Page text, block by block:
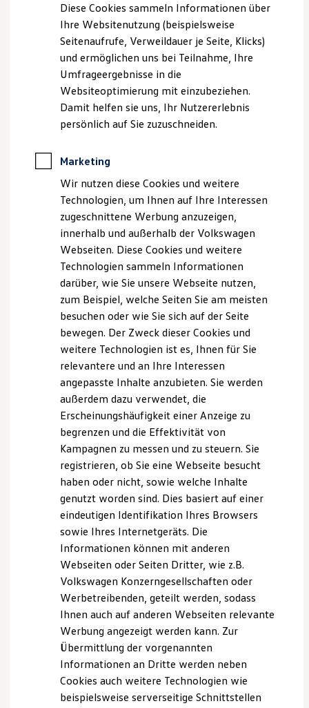
Behörden
Direktkunden
Sonderfahrzeuge
Anpfiff zum Gewinn
Elektromobilität
Elektroautos
ID. Tutorials
Elektrofahrzeugkonzepte
ID. EVERY1
Reichweite
Rekuperation
Laden unterwegs
Laden Zuhause
Ladestationen finden
Ladezeitensimulator
Batterie
Sicherheit
Nachhaltigkeit
Technologie
Kosten und Kauf
Verbrauchskosten
Kaufoptionen
E-Auto-Förderung
Software und Konnektivität
Die ID. Software 6
ID. Software Versionen und Updates
Digitale Extras
Schnittstellen zu Ihrem ID.
Marke und Erlebnis
Volkswagen R und R Experience
R-Modelle
R Experience
Driving Experience
Volkswagen entdecken
Werkbesichtigung
Lifestyle Shop
T-Roc Kollektion
Golf Kollektion
Volkswagen Kollektion
R-Kollektion
GTI Kollektion
Fußball Drop
we drive football
#wedriveproud
Besitzer und Service
myVolkswagen
Software Updates
Service und Ersatzteile
Inspektion und HU/AU
2. Anhänger anschließen
Fahren Sie mit dem Zugfahrzeug an den Anhänger heran. Führen
an der Deichsel befindet, über die Kugelvorrichtung am
Fahrzeug. Senken Sie diese ab, bis sie einrastet – dafür einfach
das Stützrad etwas tiefer kurbeln. Je nach Anhänger ist es
zusätzlich notwendig, den Hebel an der Kugelpfanne
herunterzudrücken, damit das Einrasten gelingt. Vergessen Sie
nicht, das Stützrad abschließend wieder vollständig einzufahren
und zu fixieren.
3. Abreißseil befestigen 1
Wenn Sie einen Anhänger mit eigener Bremsvorrichtung nutzen,
muss dieser zusätzlich mit einem Abreißseil gesichert werden.
Dieses wird dabei einfach locker an der Anhängerkupplung Ihres
spezielle Öse zum Einhaken vorhanden. Sollte sich der Anhänger
selbstständig während der Fahrt abkuppeln, wird mithilfe dieses
Seils der Bremsmechanismus des Anhängers ausgelöst.
Diese Cookies sammeln Informationen über
Ihre Websitenutzung (beispielsweise
Seitenaufrufe, Verweildauer je Seite, Klicks)
und ermöglichen uns bei Teilnahme, Ihre
Umfrageergebnisse in die
Websiteoptimierung mit einzubeziehen.
Damit helfen sie uns, Ihr Nutzererlebnis
persönlich auf Sie zuzuschneiden.
Marketing
Wir nutzen diese Cookies und weitere
Technologien, um Ihnen auf Ihre Interessen
zugeschnittene Werbung anzuzeigen,
innerhalb und außerhalb der Volkswagen
Webseiten. Diese Cookies und weitere
Technologien sammeln Informationen
darüber, wie Sie unsere Webseite nutzen,
zum Beispiel, welche Seiten Sie am meisten
besuchen oder wie Sie sich auf der Seite
bewegen. Der Zweck dieser Cookies und
weitere Technologien ist es, Ihnen für Sie
relevantere und an Ihre Interessen
angepasste Inhalte anzubieten. Sie werden
außerdem dazu verwendet, die
Erscheinungshäufigkeit einer Anzeige zu
begrenzen und die Effektivität von
Kampagnen zu messen und zu steuern. Sie
registrieren, ob Sie eine Webseite besucht
haben oder nicht, sowie welche Inhalte
genutzt worden sind. Dies basiert auf einer
eindeutigen Identifikation Ihres Browsers
sowie Ihres Internetgeräts. Die
Informationen können mit anderen
Webseiten oder Seiten Dritter, wie z.B.
Volkswagen Konzerngesellschaften oder
Werbetreibenden, geteilt werden, sodass
Ihnen auch auf anderen Webseiten relevante
Werbung angezeigt werden kann. Zur
Übermittlung der vorgenannten
Informationen an Dritte werden neben
Cookies auch weitere Technologien wie
beispielsweise serverseitige Schnittstellen